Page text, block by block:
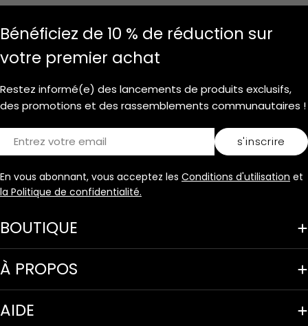
BOUTIQUE
À PROPOS
AIDE
Bénéficiez de 10 % de réduction sur
votre premier achat
Restez informé(e) des lancements de produits exclusifs,
des promotions et des rassemblements communautaires !
s'inscrire
En vous abonnant, vous acceptez les Conditions d'utilisation et
la Politique de confidentialité.